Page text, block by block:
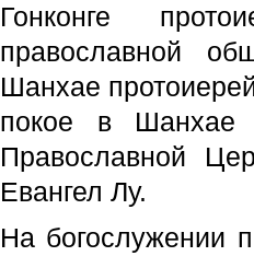
Гонконге
православной
Шанхае
покое в Шанхае
Православной
Евангел Лу.
На богослужении